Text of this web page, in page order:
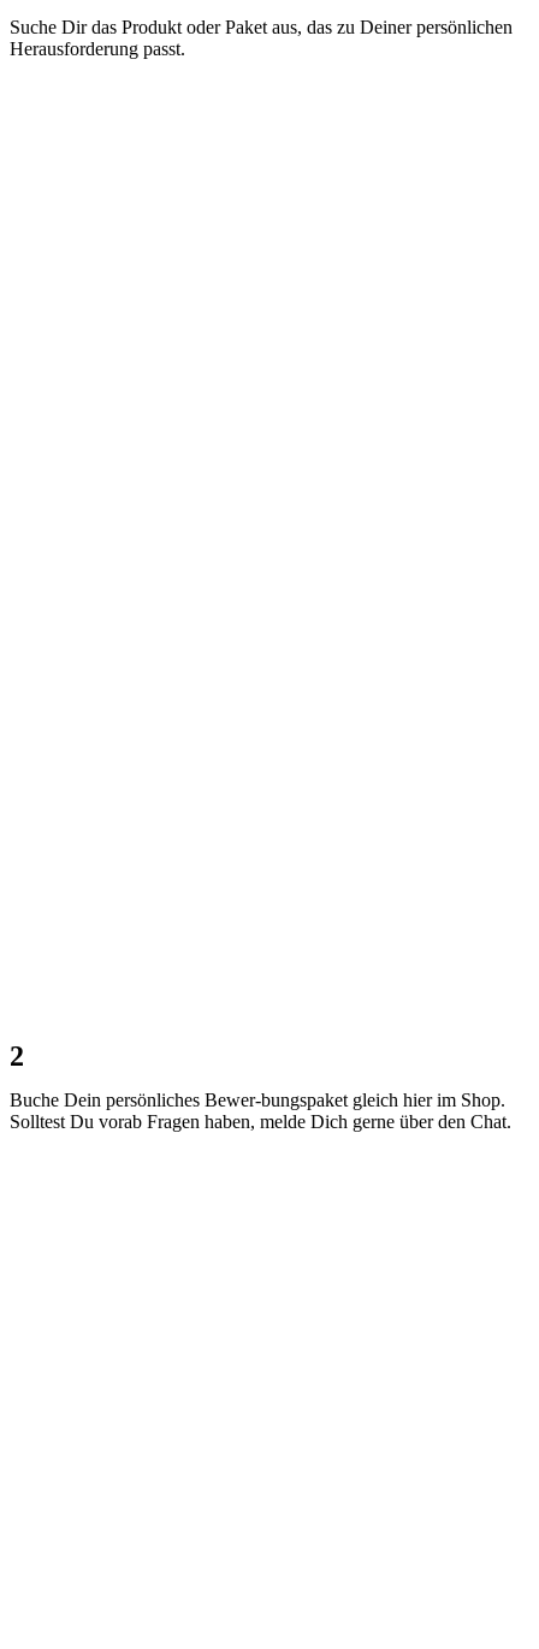
Suche Dir das Produkt oder Paket aus, das zu Deiner persönlichen
Herausforderung passt.
2
Buche Dein persönliches Bewer-bungspaket gleich hier im Shop.
Solltest Du vorab Fragen haben, melde Dich gerne über den Chat.